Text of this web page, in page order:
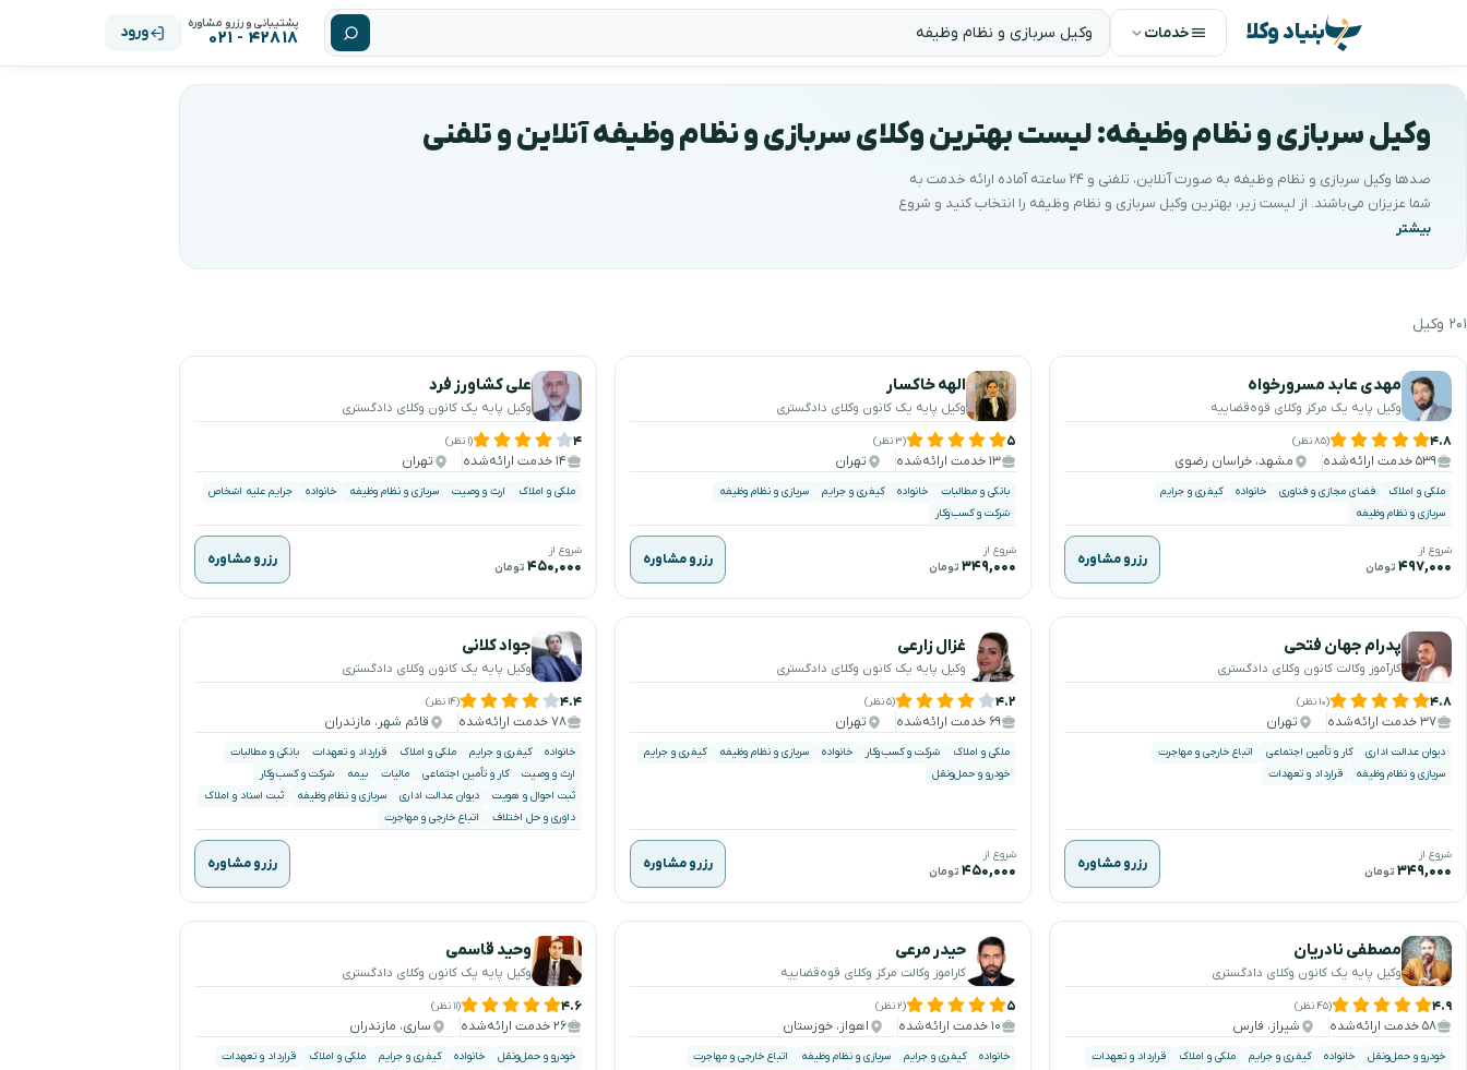
بنیاد وکلا خدمات پشتیبانی و رزرو مشاوره
۴۲۸۱۸ - ۰۲۱ ورود
وکیل سربازی و نظام وظیفه: لیست بهترین وکلای سربازی و نظام وظیفه آنلاین و تلفنی
صدها وکیل سربازی و نظام وظیفه به صورت آنلاین، تلفنی و ۲۴ ساعته آماده ارائه خدمت به
شما عزیزان می‌باشند. از لیست زیر، بهترین وکیل سربازی و نظام وظیفه را انتخاب کنید و شروع
به گفتگو کنید. کیفیتِ مشاوره با ضمانتِ بنیاد وکلا پشتیبانی می‌شود.
بهترین وکیل سربازی و نظام وظیفه را جستجو و انتخاب کنید
۲۰۱ وکیل
مهدی عابد مسرورخواه
وکیل پایه یک مرکز وکلای قوه‌قضاییه
۴.۸ (۸۵ نظر)
۵۳۹ خدمت ارائه‌شده مشهد، خراسان رضوی
ملکی و املاک فضای مجازی و فناوری خانواده
کیفری و جرایم
سربازی و نظام وظیفه
شروع از
۴۹۷,۰۰۰ تومان رزرو مشاوره
الهه خاکسار
وکیل پایه یک کانون وکلای دادگستری
۵ (۳ نظر)
۱۳ خدمت ارائه‌شده تهران
بانکی و مطالبات خانواده کیفری و جرایم
سربازی و نظام وظیفه
شرکت و کسب‌وکار
شروع از
۳۴۹,۰۰۰ تومان رزرو مشاوره
علی کشاورز فرد
وکیل پایه یک کانون وکلای دادگستری
۴ (۱ نظر)
۱۴ خدمت ارائه‌شده تهران
ملکی و املاک ارث و وصیت سربازی و نظام وظیفه خانواده جرایم علیه اشخاص
شروع از
۴۵۰,۰۰۰ تومان رزرو مشاوره
پدرام جهان فتحی
کارآموز وکالت کانون وکلای دادگستری
۴.۸ (۱۰ نظر)
۳۷ خدمت ارائه‌شده تهران
دیوان عدالت اداری کار و تأمین اجتماعی
اتباع خارجی و مهاجرت
سربازی و نظام وظیفه
قرارداد و تعهدات
شروع از
۳۴۹,۰۰۰ تومان رزرو مشاوره
غزال زارعی
وکیل پایه یک کانون وکلای دادگستری
۴.۲ (۵ نظر)
۶۹ خدمت ارائه‌شده تهران
ملکی و املاک شرکت و کسب‌وکار خانواده سربازی و نظام وظیفه
کیفری و جرایم
خودرو و حمل‌ونقل
شروع از
۴۵۰,۰۰۰ تومان رزرو مشاوره
جواد کلانی
وکیل پایه یک کانون وکلای دادگستری
۴.۴ (۱۴ نظر)
۷۸ خدمت ارائه‌شده قائم شهر، مازندران
خانواده کیفری و جرایم ملکی و املاک قرارداد و تعهدات
بانکی و مطالبات
ارث و وصیت
کار و تأمین اجتماعی مالیات بیمه
شرکت و کسب‌وکار
ثبت احوال و هویت
دیوان عدالت اداری سربازی و نظام وظیفه
ثبت اسناد و املاک
داوری و حل اختلاف
اتباع خارجی و مهاجرت
رزرو مشاوره
مصطفی نادریان
وکیل پایه یک کانون وکلای دادگستری
۴.۹ (۴۵ نظر)
۵۸ خدمت ارائه‌شده شیراز، فارس
خودرو و حمل‌ونقل خانواده کیفری و جرایم ملکی و املاک
قرارداد و تعهدات
حیدر مرعی
کاراموز وکالت مرکز وکلای قوه‌قضاییه
۵ (۲ نظر)
۱۰ خدمت ارائه‌شده اهواز، خوزستان
خانواده کیفری و جرایم سربازی و نظام وظیفه
اتباع خارجی و مهاجرت
وحید قاسمی
وکیل پایه یک کانون وکلای دادگستری
۴.۶ (۱۱ نظر)
۲۶ خدمت ارائه‌شده ساری، مازندران
خودرو و حمل‌ونقل خانواده کیفری و جرایم ملکی و املاک
قرارداد و تعهدات